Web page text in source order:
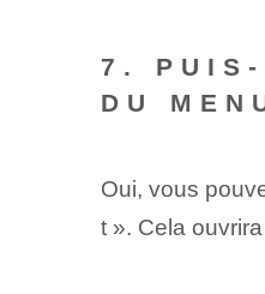
7. PUIS-
DU
Oui, vous
t ». Cela